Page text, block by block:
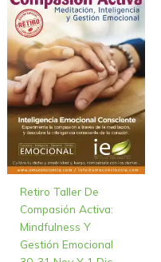
Retiro Taller De
Compasión Activa:
Mindfulness Y
Gestión Emocional